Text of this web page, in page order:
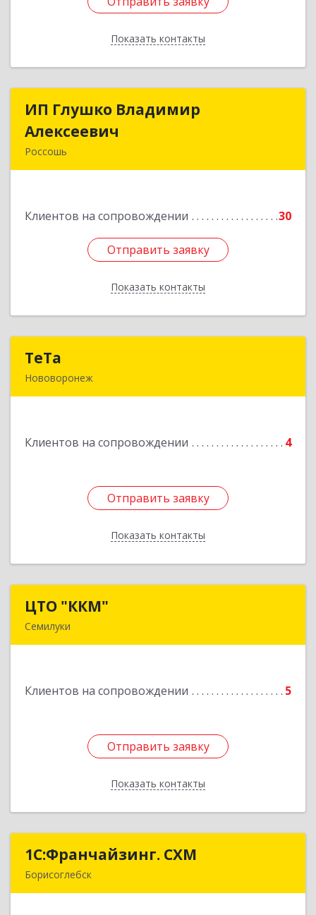
Показать контакты
Назад
ИП Глушко Владимир
Алексеевич
Россошь
Клиентов на сопровождении 30
Отправить заявку
Показать контакты
ИП Глушко Владимир
Отправить заявку
Назад
ТеТа
Нововоронеж
Клиентов на сопровождении 4
Отправить заявку
Показать контакты
Отправить заявку
Назад
ЦТО "ККМ"
Семилуки
Клиентов на сопровождении 5
Отправить заявку
Показать контакты
Отправить заявку
Назад
1С:Франчайзинг. СХМ
Борисоглебск
1С:Франчайзинг. СХМ